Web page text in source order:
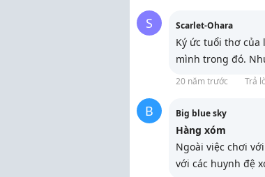
S Scarlet-Ohara
Ký ức tuổi thơ của
mình trong đó.
20 năm trước Trả
B Big blue sky
Hàng xóm
Ngoài việc chơi
với các huynh đệ